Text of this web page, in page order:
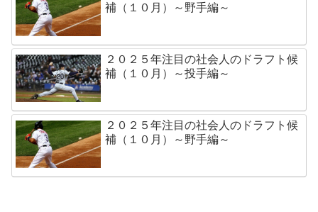
補（１０月）～野手編～
２０２５年注目の社会人のドラフト候
補（１０月）～投手編～
２０２５年注目の社会人のドラフト候
補（１０月）～野手編～